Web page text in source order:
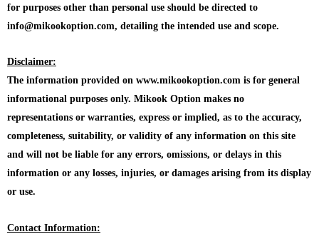
for purposes other than personal use should be directed to
info@mikookoption.com, detailing the intended use and scope.
Disclaimer:
The information provided on www.mikookoption.com is for general
informational purposes only. Mikook Option makes no
representations or warranties, express or implied, as to the accuracy,
completeness, suitability, or validity of any information on this site
and will not be liable for any errors, omissions, or delays in this
information or any losses, injuries, or damages arising from its display
or use.
Contact Information: